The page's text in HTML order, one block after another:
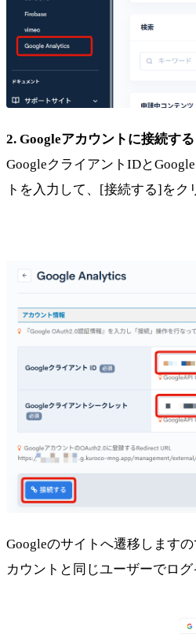
2. Googleアカウントに接続する
GoogleクライアントIDと
トを入力して、[接続する]をク
Googleのサイトへ遷移します
カウントと同じユーザーでログ